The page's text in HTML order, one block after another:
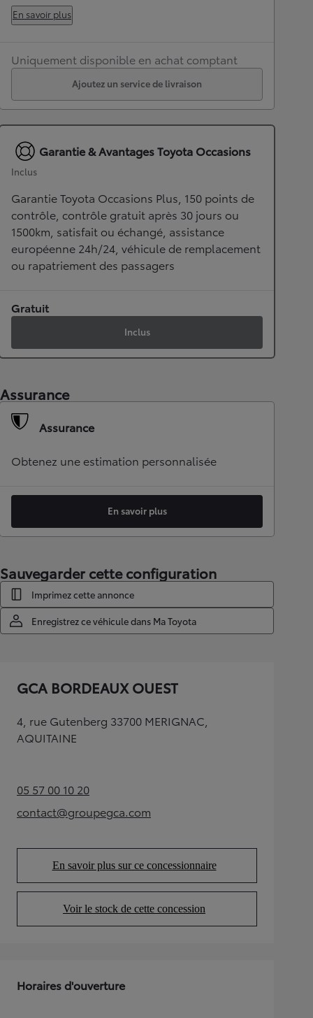
En savoir plus
Uniquement disponible en achat comptant
Ajoutez un service de livraison
Garantie & Avantages Toyota Occasions
Inclus
Garantie Toyota Occasions Plus, 150 points de
contrôle, contrôle gratuit après 30 jours ou
1500km, satisfait ou échangé, assistance
européenne 24h/24, véhicule de remplacement
ou rapatriement des passagers
Gratuit
Inclus
Assurance
Assurance
Obtenez une estimation personnalisée
En savoir plus
Sauvegarder cette configuration
Imprimez cette annonce
Enregistrez ce véhicule dans Ma Toyota
GCA BORDEAUX OUEST
4, rue Gutenberg 33700 MERIGNAC,
AQUITAINE
05 57 00 10 20(Opens in new tab)
contact@groupegca.com
(Opens in new tab)
En savoir plus sur ce concessionnaire
(Opens in new tab)
Voir le stock de cette concession
(Opens in new tab)
Horaires d'ouverture